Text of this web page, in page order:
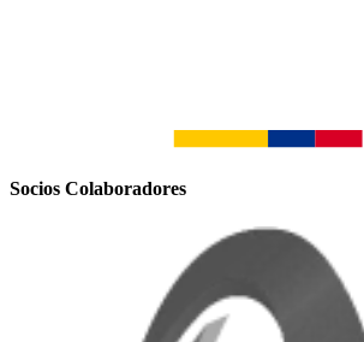
Socios Colaboradores